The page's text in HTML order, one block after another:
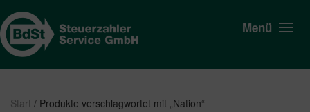
Menü
Start / Produkte verschlagwortet mit „Nation“